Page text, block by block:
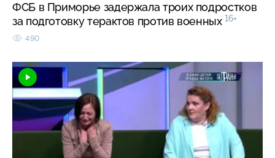
ФСБ в Приморье задержала троих подростков
за подготовку терактов против военных 16+
490